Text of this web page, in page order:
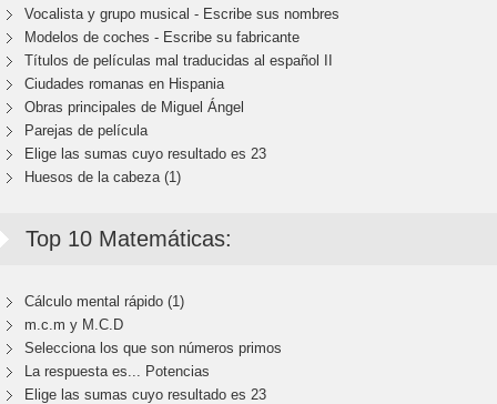
Vocalista y grupo musical - Escribe sus nombres
Modelos de coches - Escribe su fabricante
Títulos de películas mal traducidas al español II
Ciudades romanas en Hispania
Obras principales de Miguel Ángel
Parejas de película
Elige las sumas cuyo resultado es 23
Huesos de la cabeza (1)
Top 10 Matemáticas:
Cálculo mental rápido (1)
m.c.m y M.C.D
Selecciona los que son números primos
La respuesta es... Potencias
Elige las sumas cuyo resultado es 23